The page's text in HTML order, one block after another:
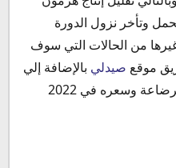
أقراص
وتأخر نزول الدورة
من الحالات التي سوف
موقع صيدلي بالإضافة إلي
استخداماته في حالات الحمل والرضاعة وسعره في 2022